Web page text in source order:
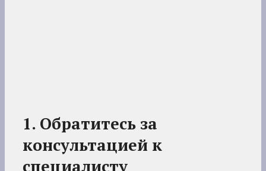
1. Обратитесь за
консультацией к
специалисту